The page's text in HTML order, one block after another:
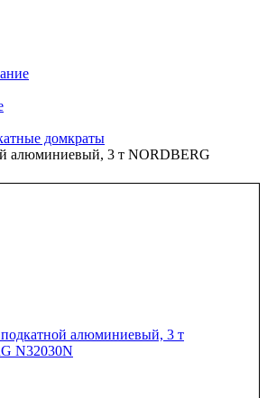
домкраты
алюминиевый, 3 т NORDBERG